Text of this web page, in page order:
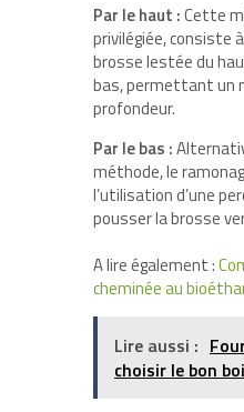
Par le haut :Cette
privilégiée, consiste
brosse lestée du
bas, permettant un
profondeur.
Par le bas :
méthode, le
l’utilisation d’une
pousser la brosse
A lire également :
cheminée au
Lire aussi :
choisir le bon